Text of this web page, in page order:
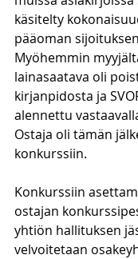
käsitelty
pääoman
Myöhemmin
lainasaatava oli
kirjanpidosta ja
alennettu
Ostaja oli tämän
konkurssiin.
Konkurssiin
ostajan
yhtiön hallituksen
velvoitetaan